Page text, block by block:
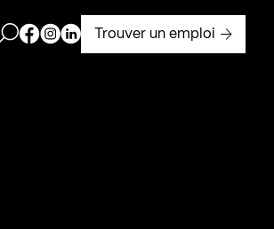
Ouvrir la barre de recherche
Page Facebook de Kollectif
Page Instagram de Kollectif
Page Linkedin de Kollectif
Trouver un emploi